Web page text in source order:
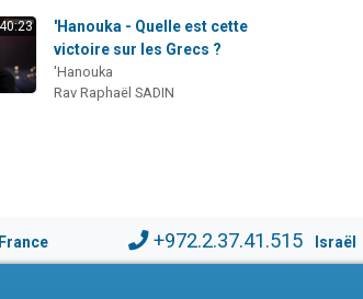
40:23
'Hanouka - Quelle est cette
victoire sur les Grecs ?
'Hanouka
Rav Raphaël SADIN
France +972.2.37.41.515 Israël